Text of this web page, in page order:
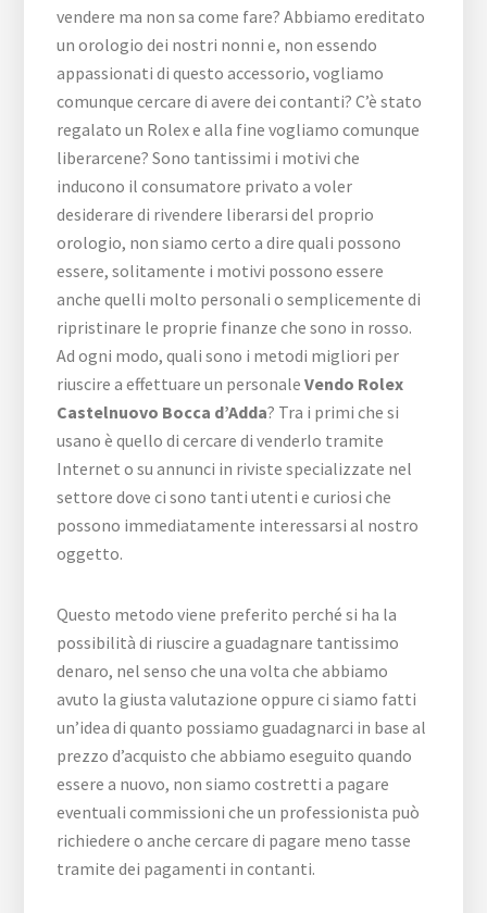
vendere ma non sa come fare? Abbiamo ereditato
un orologio dei nostri nonni e, non essendo
appassionati di questo accessorio, vogliamo
comunque cercare di avere dei contanti? C’è stato
regalato un Rolex e alla fine vogliamo comunque
liberarcene? Sono tantissimi i motivi che
inducono il consumatore privato a voler
desiderare di rivendere liberarsi del proprio
orologio, non siamo certo a dire quali possono
essere, solitamente i motivi possono essere
anche quelli molto personali o semplicemente di
ripristinare le proprie finanze che sono in rosso.
Ad ogni modo, quali sono i metodi migliori per
riuscire a effettuare un personaleVendo Rolex
Castelnuovo Bocca d’Adda? Tra i primi che si
usano è quello di cercare di venderlo tramite
Internet o su annunci in riviste specializzate nel
settore dove ci sono tanti utenti e curiosi che
possono immediatamente interessarsi al nostro
oggetto.
Questo metodo viene preferito perché si ha la
possibilità di riuscire a guadagnare tantissimo
denaro, nel senso che una volta che abbiamo
avuto la giusta valutazione oppure ci siamo fatti
un’idea di quanto possiamo guadagnarci in base al
prezzo d’acquisto che abbiamo eseguito quando
essere a nuovo, non siamo costretti a pagare
eventuali commissioni che un professionista può
richiedere o anche cercare di pagare meno tasse
tramite dei pagamenti in contanti.